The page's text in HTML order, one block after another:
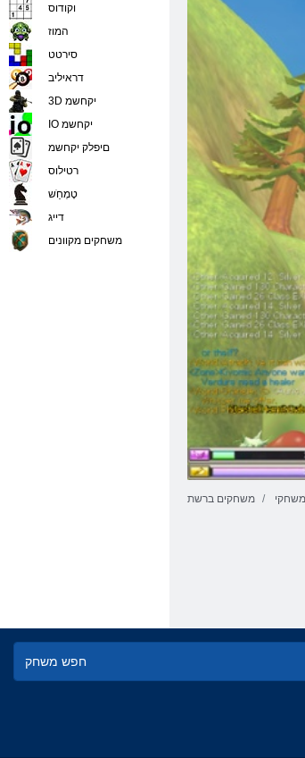
משחקים ברשת
וקודוס
המוז
סירטט
דראיליב
3D יקחשמ
IO יקחשמ
םיפלק יקחשמ
רטילוס
טָמְחַׁש
דייג
משחקים מקוונים